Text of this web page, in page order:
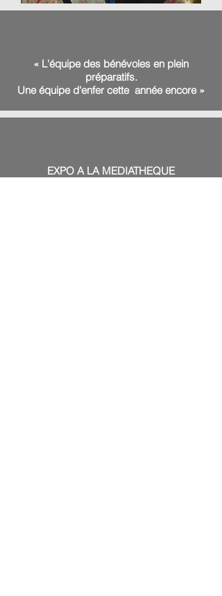
« L'équipe des bénévoles en plein
préparatifs.
Une équipe d'enfer cette année encore »
EXPO A LA MEDIATHEQUE